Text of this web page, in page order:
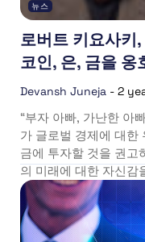
뉴스
로버트 키요사키
코인, 은, 금을 옹
Devansh Juneja - 2
“부자 아빠, 가난한 아
가 글로벌 경제에 대한
금에 투자할 것을 권고
의 미래에 대한 자신감